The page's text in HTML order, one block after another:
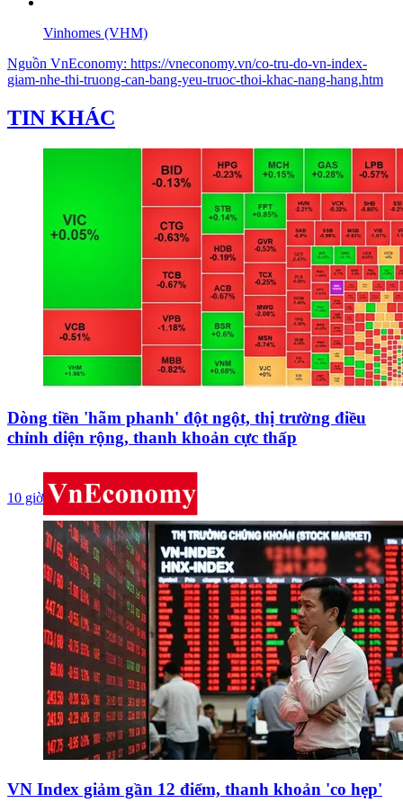
Vinhomes (VHM)
Nguồn VnEconomy: https://vneconomy.vn/co-tru-do-vn-index-
giam-nhe-thi-truong-can-bang-yeu-truoc-thoi-khac-nang-hang.htm
TIN KHÁC
Dòng tiền 'hãm phanh' đột ngột, thị trường điều
chỉnh diện rộng, thanh khoản cực thấp
10 giờ
VN Index giảm gần 12 điểm, thanh khoản 'co hẹp'